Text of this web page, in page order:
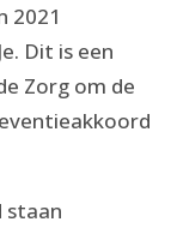
2021
Dit is een
Zorg om de
staan